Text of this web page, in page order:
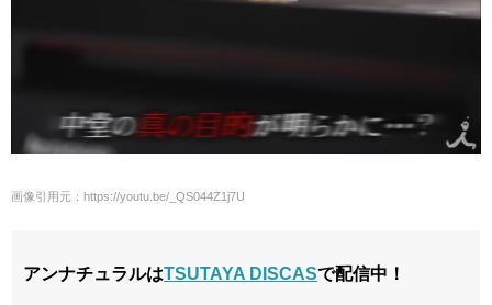
画像引用元：https://youtu.be/_QS044Z1j7U
アンナチュラルはTSUTAYA DISCASで配信中！